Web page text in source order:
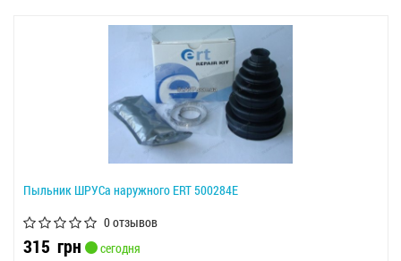
Пыльник ШРУСа наружного ERT 500284E
0 отзывов
315 грн
сегодня